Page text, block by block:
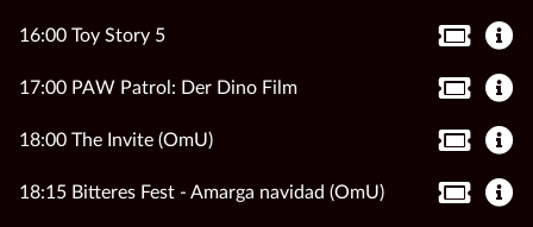
16:00 Toy Story 5
17:00 PAW Patrol: Der Dino Film
18:00 The Invite (OmU)
18:15 Bitteres Fest - Amarga navidad (OmU)